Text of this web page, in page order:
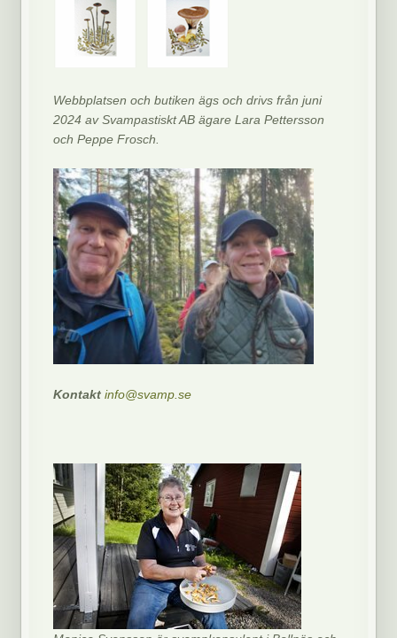
Webbplatsen och butiken ägs och drivs från juni
2024 av Svampastiskt AB ägare Lara Pettersson
och Peppe Frosch.
Kontaktinfo@svamp.se